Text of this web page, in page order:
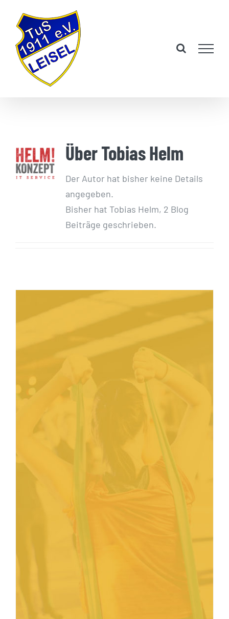
Inhalt
springen
ÜberTobias Helm
Der Autor hat bisher keine Details
angegeben.
Bisher hat Tobias Helm, 2 Blog
Beiträge geschrieben.
Rehasport – ab dem 27.08.2019